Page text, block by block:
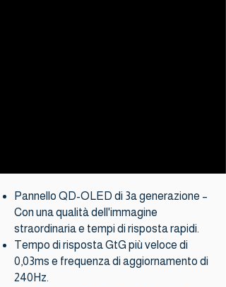
Pannello QD-OLED di 3a generazione –
Con una qualità dell'immagine
straordinaria e tempi di risposta rapidi.
Tempo di risposta GtG più veloce di
0,03ms e frequenza di aggiornamento di
240Hz.